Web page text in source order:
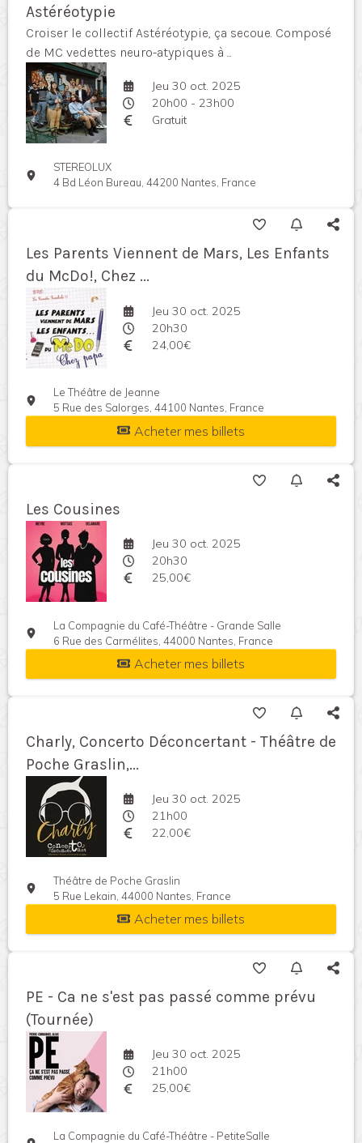
Astéréotypie
Croiser le collectif Astéréotypie, ça secoue. Composé
de MC vedettes neuro-atypiques à ...
Jeu 30 oct. 2025
20h00 - 23h00
Gratuit
STEREOLUX
4 Bd Léon Bureau, 44200 Nantes, France
Les Parents Viennent de Mars, Les Enfants
du McDo!, Chez ...
Jeu 30 oct. 2025
20h30
24,00€
Le Théâtre de Jeanne
5 Rue des Salorges, 44100 Nantes, France
Acheter mes billets
Les Cousines
Jeu 30 oct. 2025
20h30
25,00€
La Compagnie du Café-Théâtre - Grande Salle
6 Rue des Carmélites, 44000 Nantes, France
Acheter mes billets
Charly, Concerto Déconcertant - Théâtre de
Poche Graslin,...
Jeu 30 oct. 2025
21h00
22,00€
Théâtre de Poche Graslin
5 Rue Lekain, 44000 Nantes, France
Acheter mes billets
PE - Ca ne s'est pas passé comme prévu
(Tournée)
Jeu 30 oct. 2025
21h00
25,00€
La Compagnie du Café-Théâtre - PetiteSalle